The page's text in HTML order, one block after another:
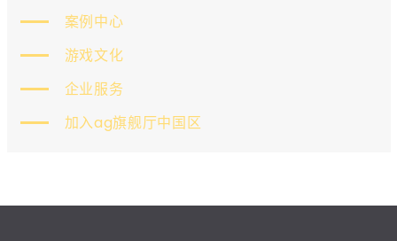
案例中心
游戏文化
企业服务
加入ag旗舰厅中国区